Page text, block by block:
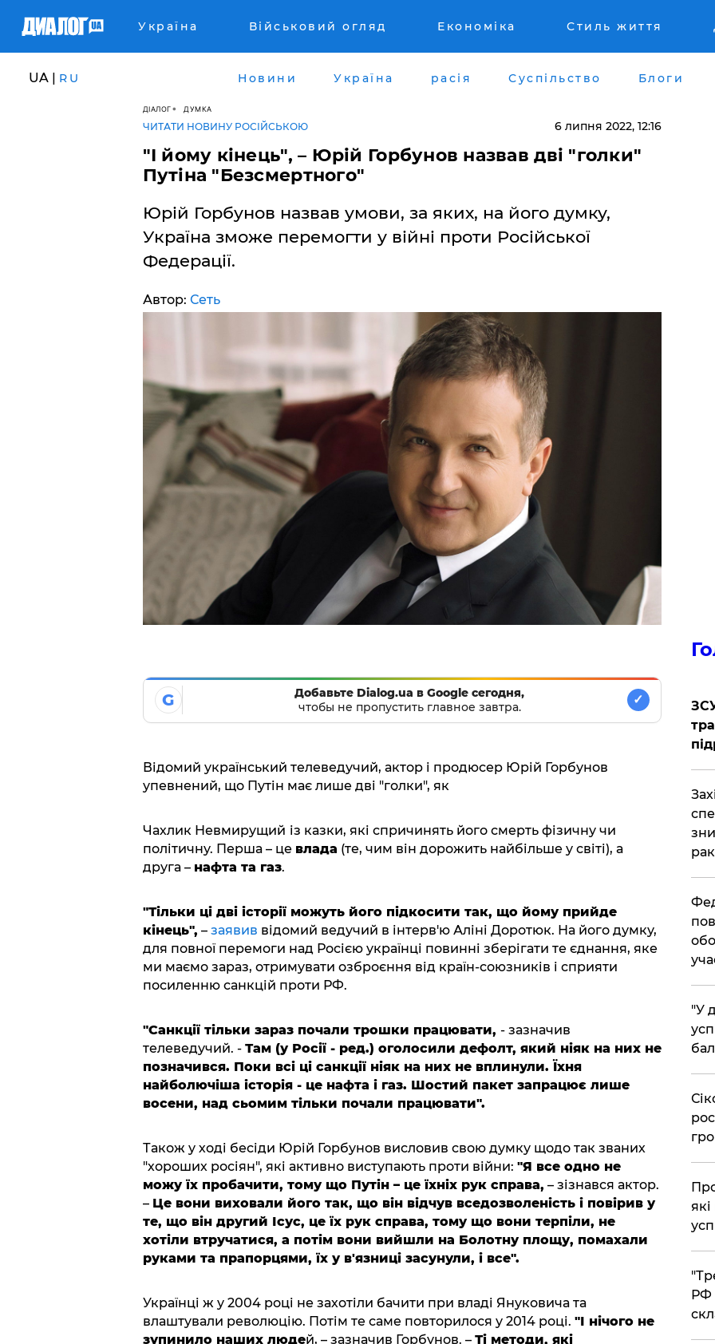
Україна Військовий огляд Економіка Стиль життя
UA | RU Новини Україна расія Суспільство Блоги
ДІАЛОГ ДУМКА
ЧИТАТИ НОВИНУ РОСІЙСЬКОЮ 6 липня 2022, 12:16
"І йому кінець", – Юрій Горбунов назвав дві "голки"
Путіна "Безсмертного"
Юрій Горбунов назвав умови, за яких, на його думку,
Україна зможе перемогти у війні проти Російської
Федерації.
Автор: Сеть
G
Добавьте Dialog.ua в Google сегодня,
чтобы не пропустить главное завтра.
✓
Відомий український телеведучий, актор і продюсер Юрій Горбунов
упевнений, що Путін має лише дві "голки", як
Чахлик Невмирущий із казки, які спричинять його смерть фізичну чи
політичну. Перша – це влада (те, чим він дорожить найбільше у світі), а
друга – нафта та газ.
"Тільки ці дві історії можуть його підкосити так, що йому прийде
кінець", – заявив відомий ведучий в інтерв'ю Аліні Доротюк. На його думку,
для повної перемоги над Росією українці повинні зберігати те єднання, яке
ми маємо зараз, отримувати озброєння від країн-союзників і сприяти
посиленню санкцій проти РФ.
"Санкції тільки зараз почали трошки працювати, - зазначив
телеведучий. - Там (у Росії - ред.) оголосили дефолт, який ніяк на них не
позначився. Поки всі ці санкції ніяк на них не вплинули. Їхня
найболючіша історія - це нафта і газ. Шостий пакет запрацює лише
восени, над сьомим тільки почали працювати".
Також у ході бесіди Юрій Горбунов висловив свою думку щодо так званих
"хороших росіян", які активно виступають проти війни: "Я все одно не
можу їх пробачити, тому що Путін – це їхніх рук справа, – зізнався актор.
– Це вони виховали його так, що він відчув вседозволеність і повірив у
те, що він другий Ісус, це їх рук справа, тому що вони терпіли, не
хотіли втручатися, а потім вони вийшли на Болотну площу, помахали
руками та прапорцями, їх у в'язниці засунули, і все".
Українці ж у 2004 році не захотіли бачити при владі Януковича та
влаштували революцію. Потім те саме повторилося у 2014 році. "І нічого не
зупинило наших людей, – зазначив Горбунов. – Ті методи, які
​"У
РФ